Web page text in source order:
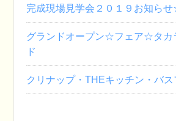
完成現場見学会２０１９お知ら
グランドオープン☆フェア☆タカ
ド
クリナップ・THEキッチン・バス